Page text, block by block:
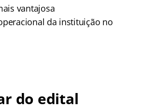
vantajosa
da instituição no
do edital